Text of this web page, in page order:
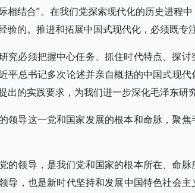
相结合”。在我们党探索现代化的历史进程
验的。推进和拓展中国式现代化，必须既专
究必须把握中心任务、抓住时代特点、探
平总书记多次论述并亲自概括的中国式现
出的实践要求，为我们进一步深化毛泽东研
领导这一党和国家发展的根本和命脉，聚
的领导，是我们党和国家的根本所在、命
导，也是新时代坚持和发展中国特色社会